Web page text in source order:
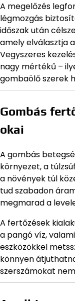
A megelőzés
légmozgás
időszak után
amely elválasztja
Vegyszeres
nagy mértékű –
gombaölő szerek
Gombás
okai
A gombás
környezet, a
a növények túl
tud szabadon
megmarad a
A fertőzések
a pangó víz,
eszközökkel
könnyen
szerszámokat